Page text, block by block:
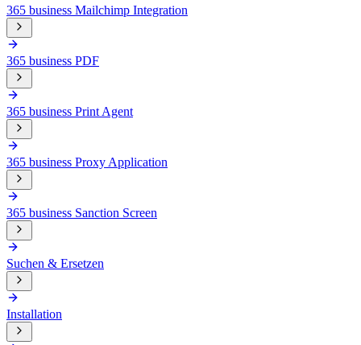
365 business Mailchimp Integration
365 business PDF
365 business Print Agent
365 business Proxy Application
365 business Sanction Screen
Suchen & Ersetzen
Installation